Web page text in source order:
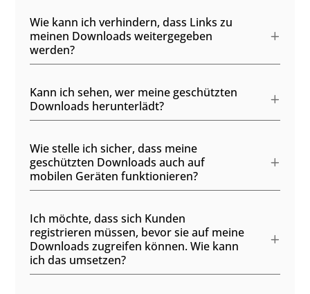
Wie kann ich verhindern, dass Links zu
meinen Downloads weitergegeben
werden?
Kann ich sehen, wer meine geschützten
Downloads herunterlädt?
Wie stelle ich sicher, dass meine
geschützten Downloads auch auf
mobilen Geräten funktionieren?
Ich möchte, dass sich Kunden
registrieren müssen, bevor sie auf meine
Downloads zugreifen können. Wie kann
ich das umsetzen?